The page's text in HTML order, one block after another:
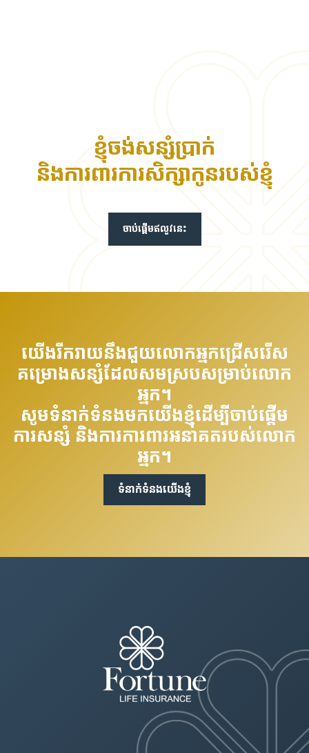
ខ្ញុំចង់សន្សំប្រាក់
និងការពារការសិក្សាកូនរបស់ខ្ញុំ
ចាប់ផ្តើមឥលូវនេះ
យើងរីករាយនឹងជួយលោកអ្នកជ្រើសរើស
គម្រោងសន្សំដែលសមស្របសម្រាប់លោក
អ្នក។
សូមទំនាក់ទំនងមកយើងខ្ញុំដើម្បីចាប់ផ្តើម
ការសន្សំ និងការការពារអនាគតរបស់លោក
អ្នក។
ទំនាក់​ទំនងយើងខ្ញុំ